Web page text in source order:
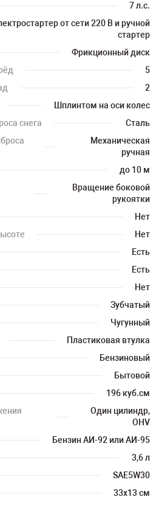
7 л.с.
от сети 220 В и ручной
стартер
Фрикционный диск
5
2
Шплинтом на оси колес
снега
Сталь
Механическая
ручная
до 10 м
Вращение боковой
рукоятки
Нет
Нет
Есть
Есть
Нет
Зубчатый
Чугунный
Пластиковая втулка
Бензиновый
Бытовой
196 куб.см
Один цилиндр,
OHV
Бензин АИ-92 или АИ-95
3,6 л
SAE5W30
33х13 см